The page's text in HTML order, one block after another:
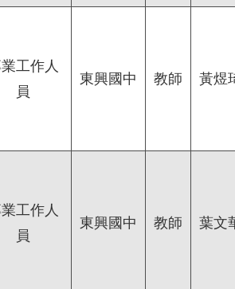
工作人
員
東興國中 教師 黃煜
工作人
員
東興國中 教師 葉文